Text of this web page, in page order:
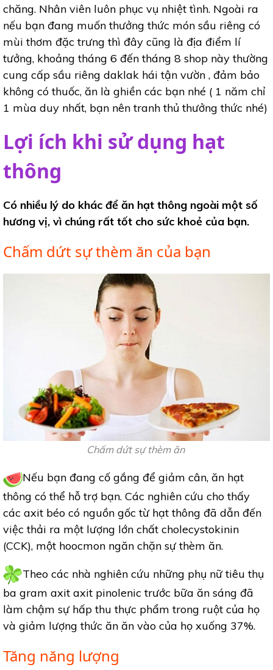
chăng. Nhân viên luôn phục vụ nhiệt tình. Ngoài ra
nếu bạn đang muốn thưởng thức món sầu riêng có
mùi thơm đặc trưng thì đây cũng là địa điểm lí
tưởng, khoảng tháng 6 đến tháng 8 shop này thường
cung cấp sầu riêng daklak hái tận vườn , đảm bảo
không có thuốc, ăn là ghiền các bạn nhé ( 1 năm chỉ
1 mùa duy nhất, bạn nên tranh thủ thưởng thức nhé)
Lợi ích khi sử dụng hạt
thông
Có nhiều lý do khác để ăn hạt thông ngoài một số
hương vị, vì chúng rất tốt cho sức khoẻ của bạn.
Chấm dứt sự thèm ăn của bạn
Chấm dứt sự thèm ăn
Nếu bạn đang cố gắng để giảm cân, ăn hạt
thông có thể hỗ trợ bạn. Các nghiên cứu cho thấy
các axit béo có nguồn gốc từ hạt thông đã dẫn đến
việc thải ra một lượng lớn chất cholecystokinin
(CCK), một hoocmon ngăn chặn sự thèm ăn.
Theo các nhà nghiên cứu những phụ nữ tiêu thụ
ba gram axit axit pinolenic trước bữa ăn sáng đã
làm chậm sự hấp thu thực phẩm trong ruột của họ
và giảm lượng thức ăn ăn vào của họ xuống 37%.
Tăng năng lượng